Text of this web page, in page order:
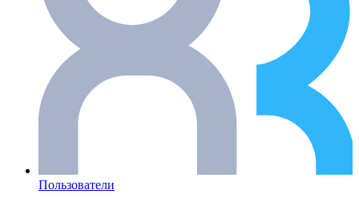
Пользователи